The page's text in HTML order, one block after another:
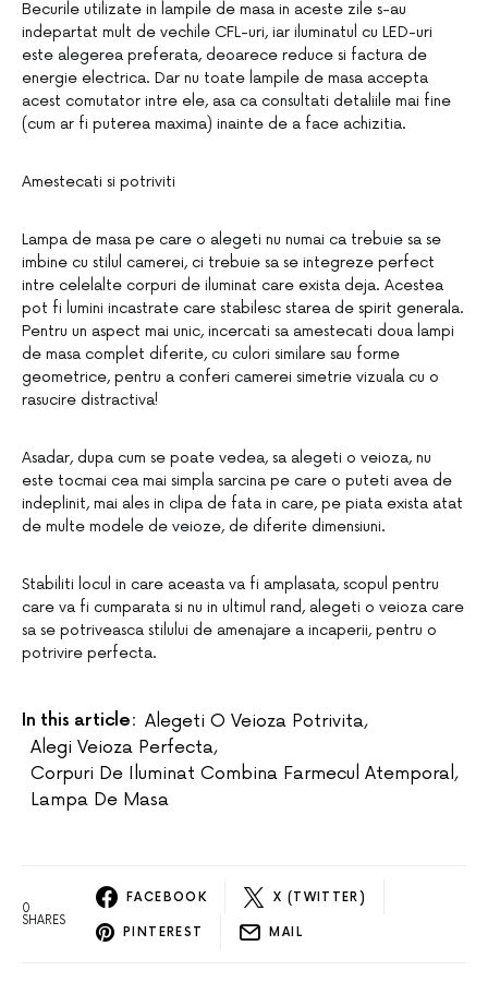
Becurile utilizate in lampile de masa in aceste zile s-au
indepartat mult de vechile CFL-uri, iar iluminatul cu LED-uri
este alegerea preferata, deoarece reduce si factura de
energie electrica. Dar nu toate lampile de masa accepta
acest comutator intre ele, asa ca consultati detaliile mai fine
(cum ar fi puterea maxima) inainte de a face achizitia.
Amestecati si potriviti
Lampa de masa pe care o alegeti nu numai ca trebuie sa se
imbine cu stilul camerei, ci trebuie sa se integreze perfect
intre celelalte corpuri de iluminat care exista deja. Acestea
pot fi lumini incastrate care stabilesc starea de spirit generala.
Pentru un aspect mai unic, incercati sa amestecati doua lampi
de masa complet diferite, cu culori similare sau forme
geometrice, pentru a conferi camerei simetrie vizuala cu o
rasucire distractiva!
Asadar, dupa cum se poate vedea, sa alegeti o veioza, nu
este tocmai cea mai simpla sarcina pe care o puteti avea de
indeplinit, mai ales in clipa de fata in care, pe piata exista atat
de multe modele de veioze, de diferite dimensiuni.
Stabiliti locul in care aceasta va fi amplasata, scopul pentru
care va fi cumparata si nu in ultimul rand, alegeti o veioza care
sa se potriveasca stilului de amenajare a incaperii, pentru o
potrivire perfecta.
In this article: Alegeti O Veioza Potrivita,
Alegi Veioza Perfecta,
Corpuri De Iluminat Combina Farmecul Atemporal,
Lampa De Masa
0
SHARES
FACEBOOK X (TWITTER)
PINTEREST MAIL